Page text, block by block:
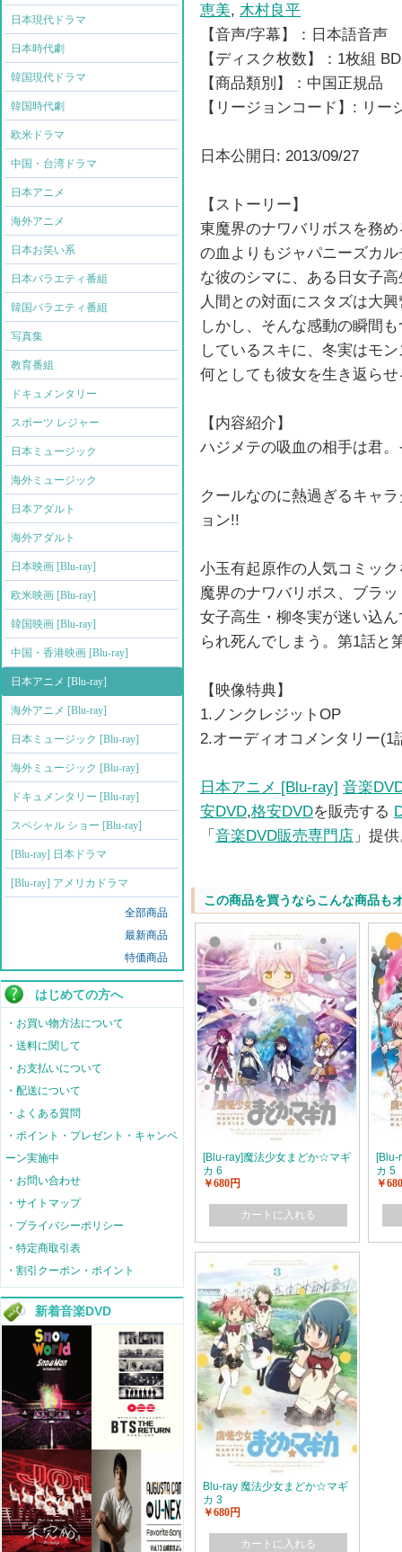
日本現代ドラマ
日本時代劇
韓国現代ドラマ
韓国時代劇
欧米ドラマ
中国・台湾ドラマ
日本アニメ
海外アニメ
日本お笑い系
日本バラエティ番組
韓国バラエティ番組
写真集
教育番組
ドキュメンタリー
スポーツ レジャー
日本ミュージック
海外ミュージック
日本アダルト
海外アダルト
日本映画 [Blu-ray]
欧米映画 [Blu-ray]
韓国映画 [Blu-ray]
中国・香港映画 [Blu-ray]
日本アニメ [Blu-ray]
海外アニメ [Blu-ray]
日本ミュージック [Blu-ray]
海外ミュージック [Blu-ray]
ドキュメンタリー [Blu-ray]
スペシャル ショー [Blu-ray]
[Blu-ray] 日本ドラマ
[Blu-ray] アメリカドラマ
全部商品
最新商品
特価商品
はじめての方へ
・お買い物方法について
・送料に関して
・お支払いについて
・配送について
・よくある質問
・ポイント・プレゼント・キャンペ
ーン実施中
・お問い合わせ
・サイトマップ
・プライバシーポリシー
・特定商取引表
・割引クーポン・ポイント
新着音楽DVD
恵美, 木村良平
【音声/字幕】：日本語音声
【ディスク枚数】：1枚組
【商品類別】：中国正規品
【リージョンコード】: リ
日本公開日: 2013/09/27
【ストーリー】
東魔界のナワバリボスを務
の血よりもジャパニーズカ
な彼のシマに、ある日女子
人間との対面にスタズは大
しかし、そんな感動の瞬間
しているスキに、冬実はモ
何としても彼女を生き返ら
【内容紹介】
ハジメテの吸血の相手は君
クールなのに熱過ぎるキャ
ョン!!
小玉有起原作の人気コミッ
魔界のナワバリボス、ブラ
女子高生・柳冬実が迷い込
られ死んでしまう。第1話と
【映像特典】
1.ノンクレジットOP
2.オーディオコメンタリー(1
日本アニメ [Blu-ray] 音楽
安DVD,格安DVDを販売する
「 音楽DVD販売専門店 」提
この商品を買うならこんな商品も
[Blu-ray]魔法少女まどか☆マギ
カ 6
￥680円
カートに入れる
[Blu-
カ 5
￥
Blu-ray 魔法少女まどか☆マギ
カ 3
￥680円
カートに入れる